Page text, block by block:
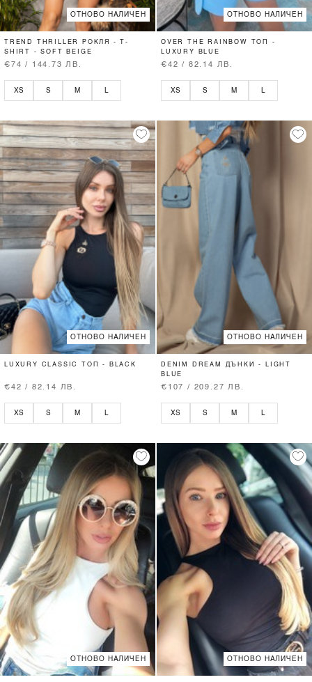
ОТНОВО НАЛИЧЕН
TREND THRILLER РОКЛЯ - T-
SHIRT - SOFT BEIGE
€74 / 144.73 ЛВ.
XS S M L
ОТНОВО НАЛИЧЕН
OVER THE RAINBOW ТОП -
LUXURY BLUE
€42 / 82.14 ЛВ.
XS S M L
ОТНОВО НАЛИЧЕН
LUXURY CLASSIC ТОП - BLACK
€42 / 82.14 ЛВ.
XS S M
ОТНОВО НАЛИЧЕН
DENIM DREAM ДЪНКИ - LIGHT
BLUE
€107 / 209.27 ЛВ.
XS S M
ОТНОВО НАЛИЧЕН ОТНОВО НАЛИЧЕН